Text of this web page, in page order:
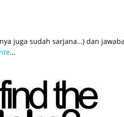
juga sudah sarjana…) dan
…